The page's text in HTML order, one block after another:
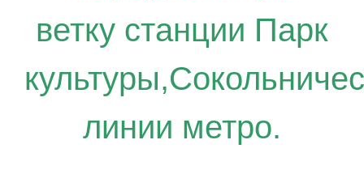
ветку станции Парк
линии метро.